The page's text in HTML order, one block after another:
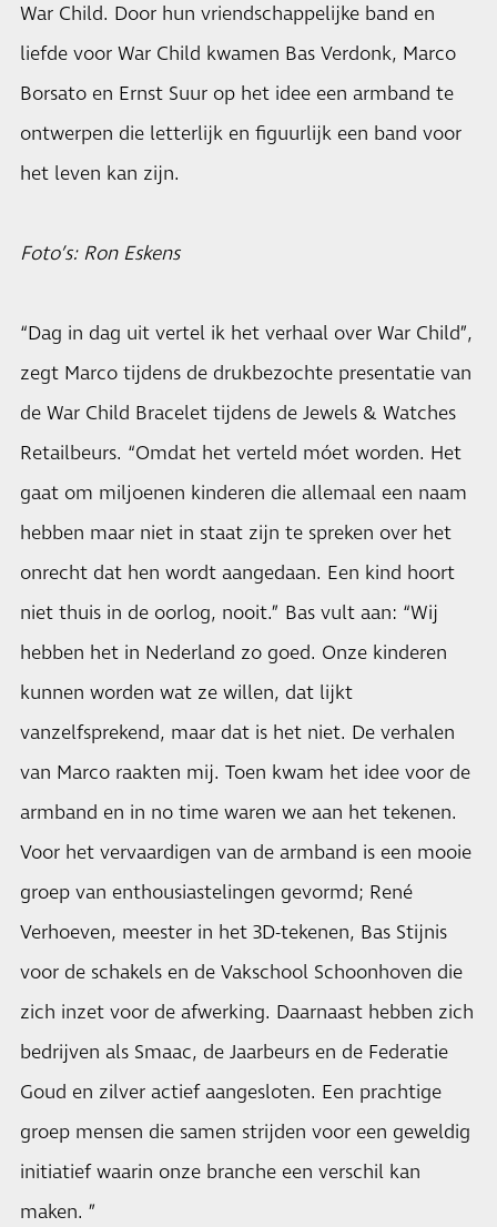
War Child. Door hun vriendschappelijke band en
liefde voor War Child kwamen Bas Verdonk, Marco
Borsato en Ernst Suur op het idee een armband te
ontwerpen die letterlijk en figuurlijk een band voor
het leven kan zijn.
Foto’s: Ron Eskens
“Dag in dag uit vertel ik het verhaal over War Child”,
zegt Marco tijdens de drukbezochte presentatie van
de War Child Bracelet tijdens de Jewels & Watches
Retailbeurs. “Omdat het verteld móet worden. Het
gaat om miljoenen kinderen die allemaal een naam
hebben maar niet in staat zijn te spreken over het
onrecht dat hen wordt aangedaan. Een kind hoort
niet thuis in de oorlog, nooit.” Bas vult aan: “Wij
hebben het in Nederland zo goed. Onze kinderen
kunnen worden wat ze willen, dat lijkt
vanzelfsprekend, maar dat is het niet. De verhalen
van Marco raakten mij. Toen kwam het idee voor de
armband en in no time waren we aan het tekenen.
Voor het vervaardigen van de armband is een mooie
groep van enthousiastelingen gevormd; René
Verhoeven, meester in het 3D-tekenen, Bas Stijnis
voor de schakels en de Vakschool Schoonhoven die
zich inzet voor de afwerking. Daarnaast hebben zich
bedrijven als Smaac, de Jaarbeurs en de Federatie
Goud en zilver actief aangesloten. Een prachtige
groep mensen die samen strijden voor een geweldig
initiatief waarin onze branche een verschil kan
maken. ”